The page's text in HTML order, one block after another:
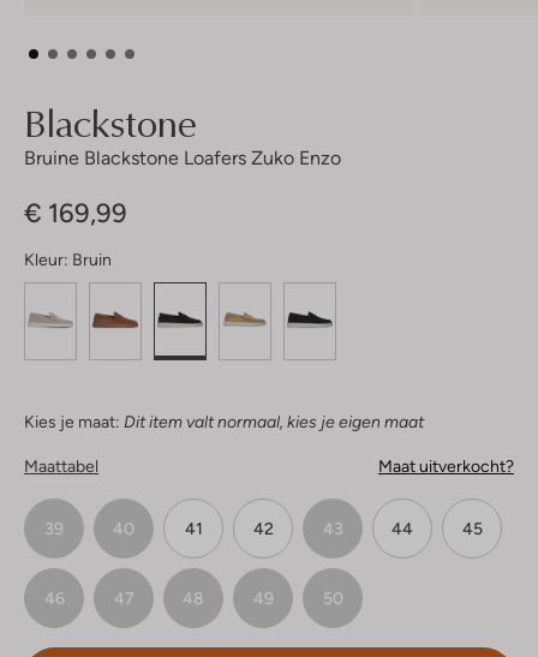
Blackstone
Bruine Blackstone Loafers Zuko Enzo
€ 169,99
Kleur: Bruin
Kies je maat: Dit item valt normaal, kies je eigen maat
Maattabel Maat uitverkocht?
39 40 41 42 43 44 45
46 47 48 49 50